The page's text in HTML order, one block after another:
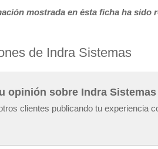
mostrada en ésta ficha ha
de Indra Sistemas
opinión sobre Indra Sistemas
clientes publicando tu experiencia